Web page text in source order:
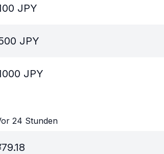
JPY
JPY
JPY
24 Stunden
79.18